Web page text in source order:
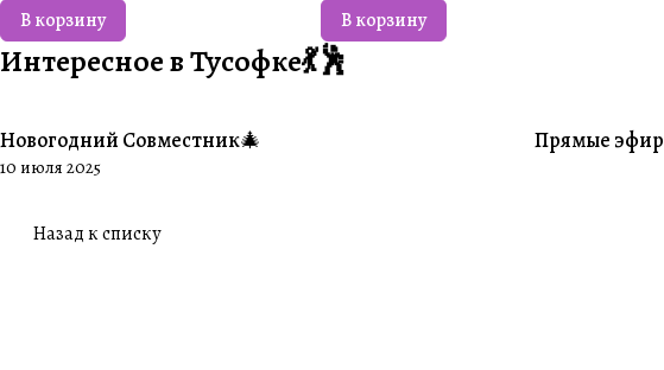
В корзину В корзину
Интересное в Тусофке💃🕺
#Совместники
Новогодний Совместник🎄
10 июля 2025
#Житуха
Прямые
Назад к списку